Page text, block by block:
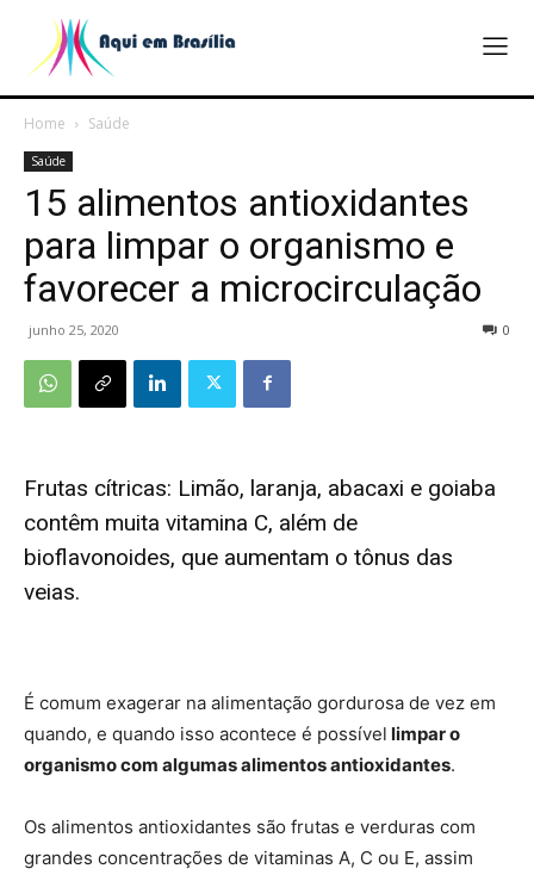
Home Saúde
Saúde
15 alimentos antioxidantes
para limpar o organismo e
favorecer a microcirculação
junho 25, 2020 0
Frutas cítricas: Limão, laranja, abacaxi e goiaba
contêm muita vitamina C, além de
bioflavonoides, que aumentam o tônus das
veias.
É comum exagerar na alimentação gordurosa de vez em
quando, e quando isso acontece é possível limpar o
organismo com algumas alimentos antioxidantes.
Os alimentos antioxidantes são frutas e verduras com
grandes concentrações de vitaminas A, C ou E, assim